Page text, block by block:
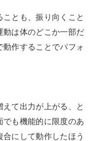
とも、振り向くこと
動は体のどこか一部だ
作することでパフォ
て出力が上がる、と
でも機能的に限度のあ
にして動作したほう